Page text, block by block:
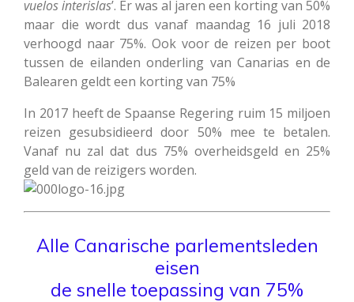
vuelos interislas’. Er was al jaren een korting van 50%
maar die wordt dus vanaf maandag 16 juli 2018
verhoogd naar 75%. Ook voor de reizen per boot
tussen de eilanden onderling van Canarias en de
Balearen geldt een korting van 75%
In 2017 heeft de Spaanse Regering ruim 15 miljoen
reizen gesubsidieerd door 50% mee te betalen.
Vanaf nu zal dat dus 75% overheidsgeld en 25%
geld van de reizigers worden.
Alle Canarische parlementsleden
eisen
de snelle toepassing van 75%